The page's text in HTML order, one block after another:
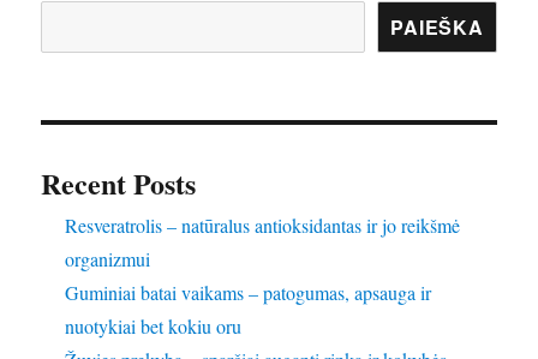
PAIEŠKA
Recent Posts
Resveratrolis – natūralus antioksidantas ir jo reikšmė
organizmui
Guminiai batai vaikams – patogumas, apsauga ir
nuotykiai bet kokiu oru